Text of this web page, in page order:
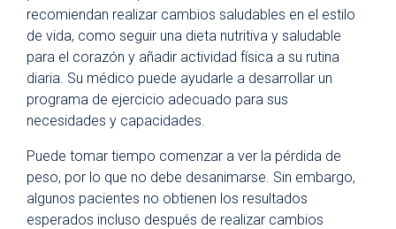
recomiendan realizar cambios saludables en el estilo
de vida, como seguir una dieta nutritiva y saludable
para el corazón y añadir actividad física a su rutina
diaria. Su médico puede ayudarle a desarrollar un
programa de ejercicio adecuado para sus
necesidades y capacidades.
Puede tomar tiempo comenzar a ver la pérdida de
peso, por lo que no debe desanimarse. Sin embargo,
algunos pacientes no obtienen los resultados
esperados incluso después de realizar cambios